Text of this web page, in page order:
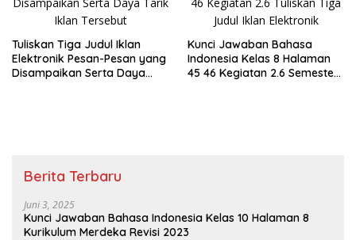
Tuliskan Tiga Judul Iklan
Elektronik Pesan-Pesan yang
Disampaikan Serta Daya
Kunci Jawaban Bahasa
Indonesia Kelas 8 Halaman
45 46 Kegiatan 2.6 Semester
Berita Terbaru
Juni 3, 2025
Kunci Jawaban Bahasa Indonesia Kelas 10 Halaman 8
Kurikulum Merdeka Revisi 2023